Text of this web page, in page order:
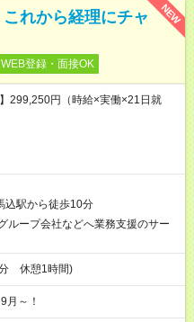
NEW
れから経理にチャ
WEB登録・面接OK
299,250円（時給×実働×21日就
込駅から徒歩10分
ループ会社などへ業務支援のサー
休憩1時間)
～！